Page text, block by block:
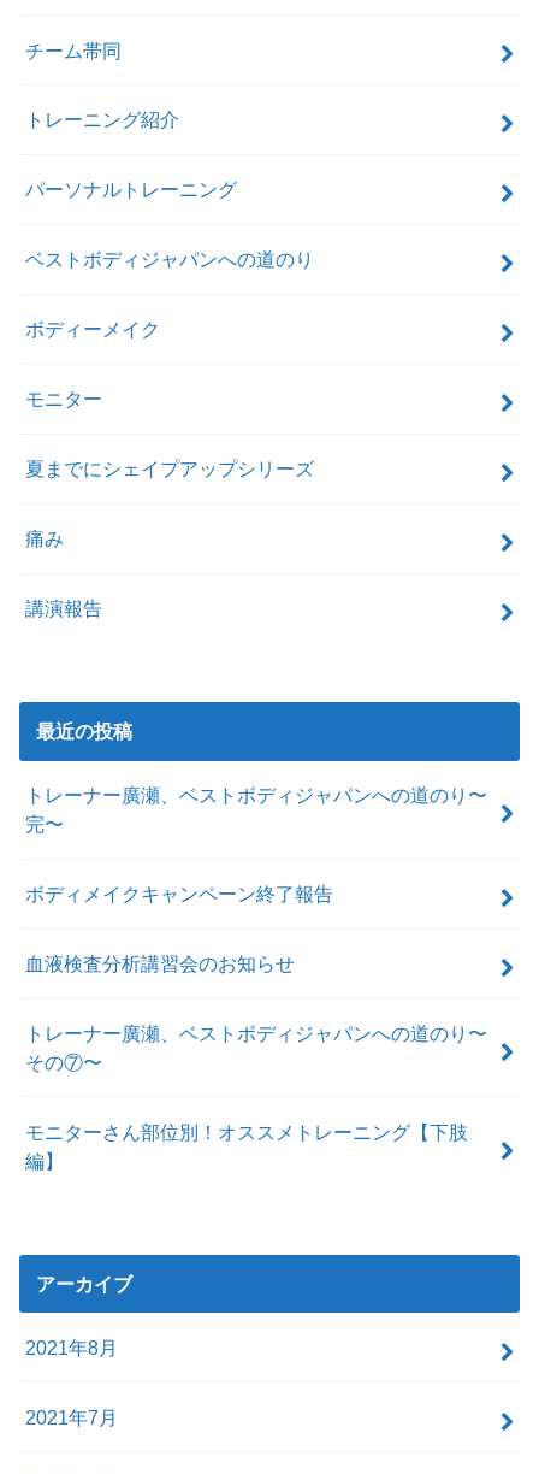
チーム帯同
トレーニング紹介
パーソナルトレーニング
ベストボディジャパンへの道のり
ボディーメイク
モニター
夏までにシェイプアップシリーズ
痛み
講演報告
最近の投稿
トレーナー廣瀬、ベストボディジャパンへの道のり〜
完〜
ボディメイクキャンペーン終了報告
血液検査分析講習会のお知らせ
トレーナー廣瀬、ベストボディジャパンへの道のり〜
その⑦〜
モニターさん部位別！オススメトレーニング【下肢
編】
アーカイブ
2021年8月
2021年7月